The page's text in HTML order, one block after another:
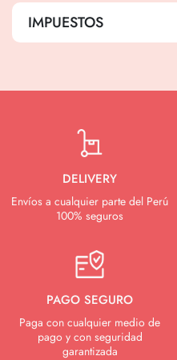
IMPUESTOS
DELIVERY
Envíos a cualquier parte del Perú
100% seguros
PAGO SEGURO
Paga con cualquier medio de
pago y con seguridad
garantizada